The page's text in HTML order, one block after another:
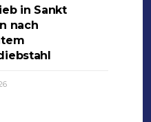
in Sankt
nach